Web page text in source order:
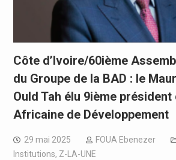
Côte d’Ivoire/60ième
du Groupe de la BAD : le
Ould Tah élu 9ième président
Africaine de Développement
29 mai 2025 FOUA Ebenezer
Institutions, Z-LA-UNE